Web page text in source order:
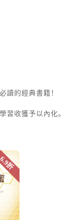
讀的經典書籍！
習收獲予以內化。